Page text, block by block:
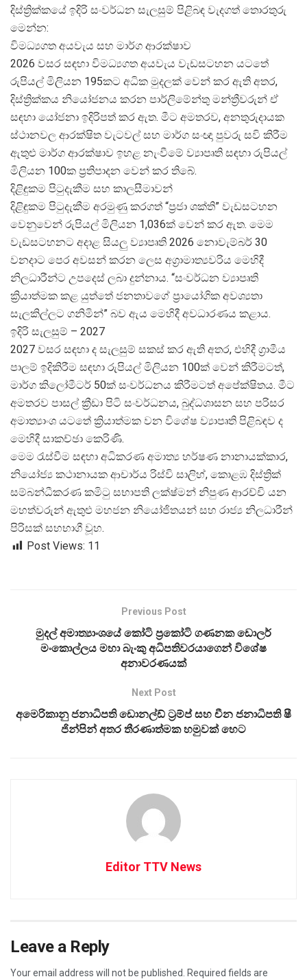
දිස්ත්රික්කයේ ඉදිරි සංවර්ධන සැලසුම් පිළිබඳ වැදගත් තොරතුරු
මෙන්න:
විමධ්යගත අයවැය සහ මාර්ග ආරක්ෂාව
2026 වසර සඳහා විමධ්යගත අයවැය වැඩසටහන යටතේ
රුපියල් මිලියන 195කට අධික මුදලක් වෙන් කර ඇති අතර,
දිස්ත්රික්කය නියෝජනය කරන පාර්ලිමේන්තු මන්ත්රීවරුන් ඒ
සඳහා යෝජනා ඉදිරිපත් කර ඇත. මීට අමතරව, අනතුරුදායක
ස්ථානවල ආරක්ෂිත වැටවල් සහ මාර්ග සංඥා පුවරු සවි කිරීම
ඇතුළු මාර්ග ආරක්ෂාව ඉහළ නැංවීමේ ව්යාපෘති සඳහා රුපියල්
මිලියන 100ක ප්රතිපාදන වෙන් කර තිබේ.
දිළිඳුකම පිටුදැකීම සහ කාලසීමාවන්
දිළිඳුකම පිටුදැකීම අරමුණු කරගත් “ප්රජා ශක්ති” වැඩසටහන
වෙනුවෙන් රුපියල් මිලියන 1,036ක් වෙන් කර ඇත. මෙම
වැඩසටහනට අදාළ සියලු ව්යාපෘති 2026 නොවැම්බර් 30
වනදාට පෙර අවසන් කරන ලෙස අග්රාමාත්යවරිය මෙහිදී
නිලධාරීන්ට උපදෙස් ලබා දුන්නාය. “සංවර්ධන ව්යාපෘති
ක්රියාත්මක කළ යුත්තේ ජනතාවගේ ප්රායෝගික අවශ්යතා
සැලකිල්ලට ගනිමින්” බව ඇය මෙහිදී අවධාරණය කළාය.
ඉදිරි සැලසුම් – 2027
2027 වසර සඳහා ද සැලසුම් සකස් කර ඇති අතර, එහිදී ග්රාමීය
පාලම් ඉදිකිරීම සඳහා රුපියල් මිලියන 100ක් වෙන් කිරීමටත්,
මාර්ග කිලෝමීටර් 50ක් සංවර්ධනය කිරීමටත් අපේක්ෂිතය. මීට
අමතරව පාසල් ක්රීඩා පිටි සංවර්ධනය, බුද්ධශාසන සහ පරිසර
අමාත්යාංශ යටතේ ක්රියාත්මක වන විශේෂ ව්යාපෘති පිළිබඳව ද
මෙහිදී සාකච්ඡා කෙරිණි.
මෙම රැස්වීම සඳහා අධිකරණ අමාත් ය හර්ෂණ නානායක්කාර,
නියෝජ් ය කථානායක ආචාර්ය රිස්වි සාලිහ්, කොළඹ දිස්ත්රික්
සම්බන්ධීකරණ කමිටු සභාපති ලක්ෂ්මන් නිපුණ ආරච්චි යන
මහත්වරුන් ඇතුළු මහජන නියෝජිතයන් සහ රාජ් ය නිලධාරීන්
පිරිසක් සහභාගී වූහ.
Post Views: 11
Previous Post
මුදල් අමාත්‍යාංශයේ කෝටි ප්‍රකෝටි ගණනක ඩොලර්
මංකොල්ලය මහා බැංකු අධිපතිවරයාගෙන් විශේෂ
අනාවරණයක්
Next Post
අමෙරිකානු ජනාධිපති ඩොනල්ඩ් ට්‍රම්ප් සහ චීන ජනාධිපති ෂී
ජින්පින් අතර තීරණාත්මක හමුවක් හෙට
Editor TTV News
Leave a Reply
Your email address will not be published. Required fields are